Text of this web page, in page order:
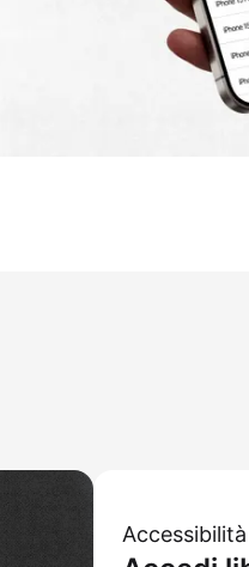
Accessibilità